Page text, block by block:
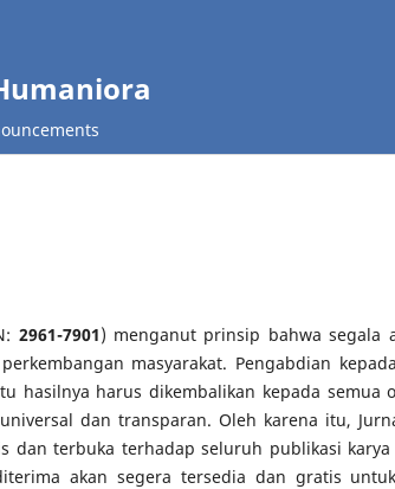
2961-7901) menganut prinsip bahwa segala
masyarakat. Pengabdian
hasilnya harus dikembalikan kepada semua
dan transparan. Oleh karena itu,
dan terbuka terhadap seluruh publikasi
akan segera tersedia dan gratis